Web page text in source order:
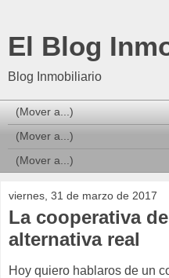
El Blog
Blog Inmobiliario
viernes, 31 de marzo de 2017
La cooperativa
alternativa real
Hoy quiero hablaros de un